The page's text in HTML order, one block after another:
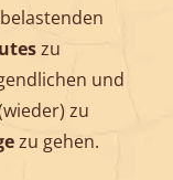
zu
und
zu
zu gehen.